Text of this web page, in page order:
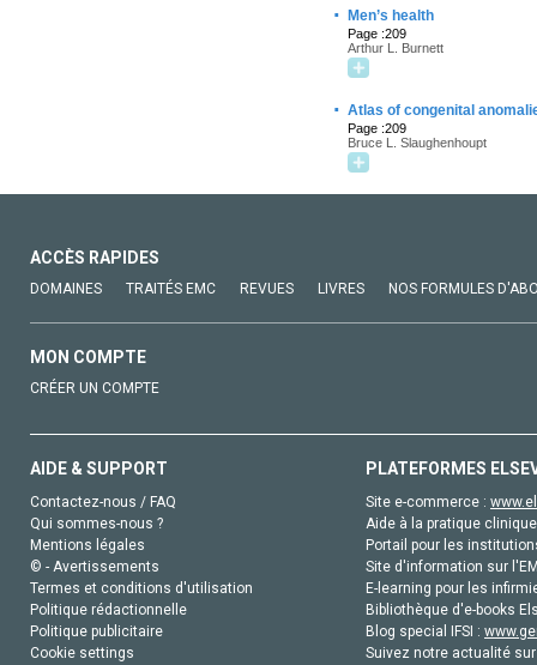
· Men’s health
Page :209
Arthur L. Burnett
· Atlas of congenital
Page :209
Bruce L. Slaughenhoupt
ACCÈS RAPIDES
DOMAINES TRAITÉS EMC REVUES LIVRES NOS FORMULES
MON COMPTE
CRÉER UN COMPTE
AIDE & SUPPORT
Contactez-nous / FAQ
Qui sommes-nous ?
Mentions légales
© - Avertissements
Termes et conditions d'utilisation
Politique rédactionnelle
Politique publicitaire
Cookie settings
PLATEFORMES
Site e-commerce :
Aide à la pratique
Portail pour les
Site d'information sur
E-learning pour les
Bibliothèque d'e-books
Blog special IFSI :
Suivez notre actualité